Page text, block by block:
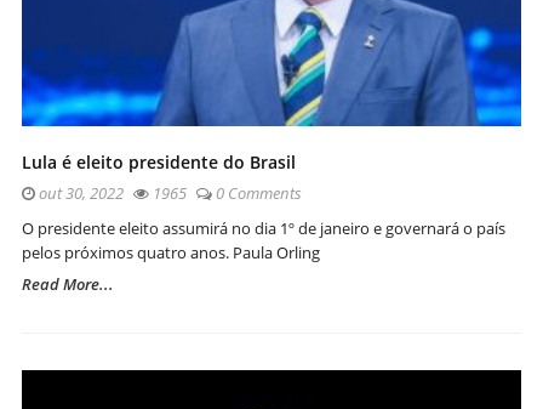
Lula é eleito presidente do Brasil
out 30, 2022 1965
0 Comments
O presidente eleito assumirá no dia 1º de janeiro e governará o país
pelos próximos quatro anos. Paula Orling
Read More...